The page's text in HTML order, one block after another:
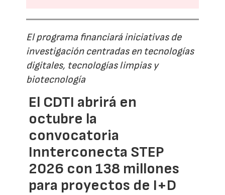
El programa financiará iniciativas de
investigación centradas en tecnologías
digitales, tecnologías limpias y
biotecnología
El CDTI abrirá en
octubre la
convocatoria
Innterconecta STEP
2026 con 138 millones
para proyectos de I+D